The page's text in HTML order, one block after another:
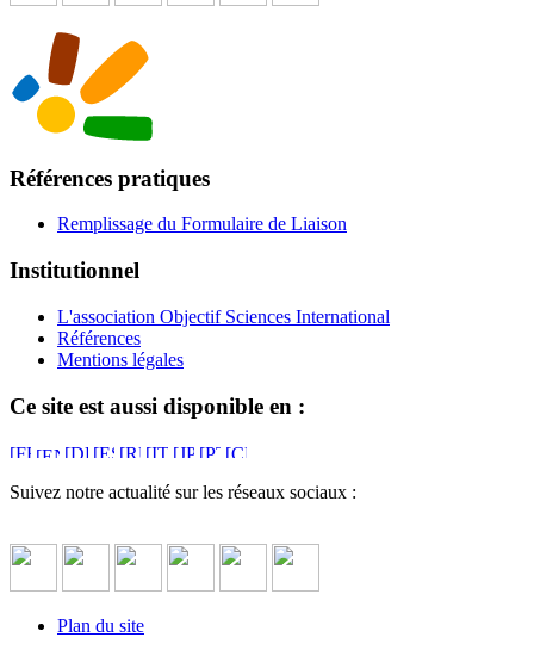
Références pratiques
Remplissage du Formulaire de Liaison
Institutionnel
L'association Objectif Sciences International
Références
Mentions légales
Ce site est aussi disponible en :
Suivez notre actualité sur les réseaux sociaux :
Plan du site